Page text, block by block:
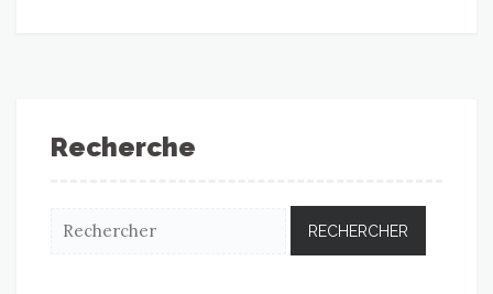
Recherche